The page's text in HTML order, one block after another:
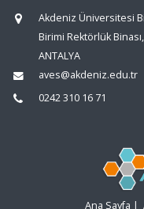
Akdeniz Üniversitesi
Birimi Rektörlük
ANTALYA
aves@akdeniz.edu.tr
0242 310 16 71
Ana Sayfa |